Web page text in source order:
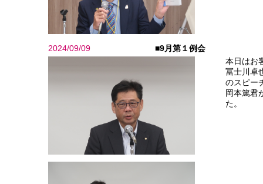
2024/09/09
■9月第１例会
本日はお
冨士川卓
のスピー
岡本篤君
た。